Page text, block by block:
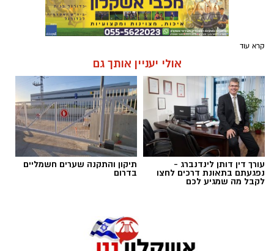
קרא עוד
אולי יעניין אותך גם
עורך דין דותן לינדנברג -
נפגעתם בתאונת דרכים לחצו
לקבל מה שמגיע לכם
תיקון והתקנה שערים חשמליים
בדרום